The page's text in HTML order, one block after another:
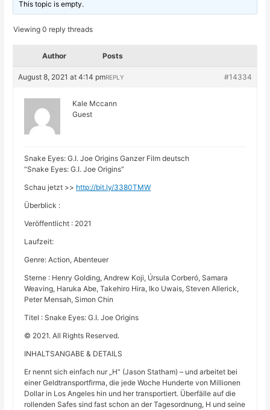
This topic is empty.
Viewing 0 reply threads
Author Posts
August 8, 2021 at 4:14 pm #14334
REPLY
Kale Mccann
Guest
Snake Eyes: G.I. Joe Origins Ganzer Film deutsch
“Snake Eyes: G.I. Joe Origins”
Schau jetzt >> http://bit.ly/3380TMW
Überblick :
Veröffentlicht : 2021
Laufzeit:
Genre: Action, Abenteuer
Sterne : Henry Golding, Andrew Koji, Úrsula Corberó, Samara
Weaving, Haruka Abe, Takehiro Hira, Iko Uwais, Steven Allerick,
Peter Mensah, Simon Chin
Titel : Snake Eyes: G.I. Joe Origins
© 2021. All Rights Reserved.
INHALTSANGABE & DETAILS
Er nennt sich einfach nur „H“ (Jason Statham) – und arbeitet bei
einer Geldtransportfirma, die jede Woche Hunderte von Millionen
Dollar in Los Angeles hin und her transportiert. Überfälle auf die
rollenden Safes sind fast schon an der Tagesordnung, H und seine